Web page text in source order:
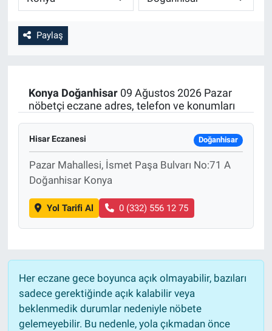
Paylaş
Konya Doğanhisar09 Ağustos 2026 Pazar
nöbetçi eczane adres, telefon ve konumları
Hisar Eczanesi Doğanhisar
Pazar Mahallesi, İsmet Paşa Bulvarı No:71 A
Doğanhisar Konya
Yol Tarifi Al 0 (332) 556 12 75
Her eczane gece boyunca açık olmayabilir, bazıları
sadece gerektiğinde açık kalabilir veya
beklenmedik durumlar nedeniyle nöbete
gelemeyebilir. Bu nedenle, yola çıkmadan önce